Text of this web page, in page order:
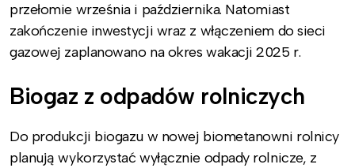
przełomie września i października. Natomiast
zakończenie inwestycji wraz z włączeniem do sieci
gazowej zaplanowano na okres wakacji 2025 r.
Biogaz z odpadów rolniczych
Do produkcji biogazu w nowej biometanowni rolnicy
planują wykorzystać wyłącznie odpady rolnicze, z